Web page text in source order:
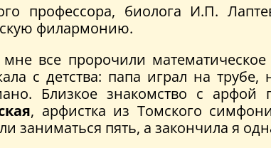
профессора, биолога И.П.
филармонию.
все пророчили
с детства: папа играл на
Близкое знакомство с
, арфистка из Томского
заниматься пять, а закончила я